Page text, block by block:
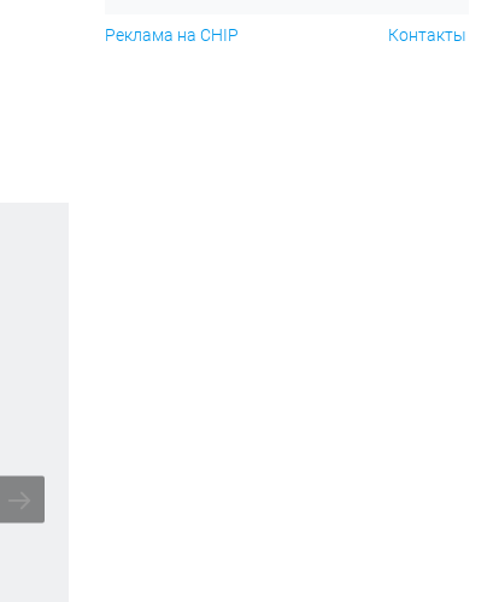
Реклама на CHIP Контакты